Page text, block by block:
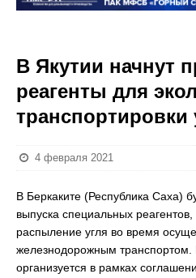
В Якутии начнут
реагенты для
транспортировки
4 февраля 2021
В Беркаките (Республика Саха)
выпуска специальных
распыление угля во время
железнодорожным транспортом.
организуется в рамках